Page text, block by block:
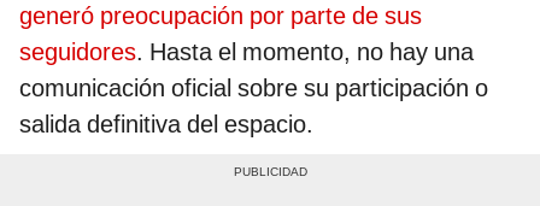
generó preocupación por parte de sus
seguidores. Hasta el momento, no hay una
comunicación oficial sobre su participación o
salida definitiva del espacio.